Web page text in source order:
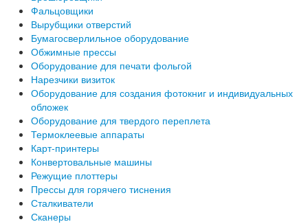
Фальцовщики
Вырубщики отверстий
Бумагосверлильное оборудование
Обжимные прессы
Оборудование для печати фольгой
Нарезчики визиток
Оборудование для создания фотокниг и индивидуальных
обложек
Оборудование для твердого переплета
Термоклеевые аппараты
Карт-принтеры
Конвертовальные машины
Режущие плоттеры
Прессы для горячего тиснения
Сталкиватели
Сканеры